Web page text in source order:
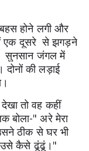
बहस होने लगी और
एक दूसरे  से झगड़ने
सुनसान जंगल में
दोनों की लड़ाई
तो वह कहीं
बोला-" अरे मेरा
ठीक से घर भी
उसे कैसे ढूंढूं।"